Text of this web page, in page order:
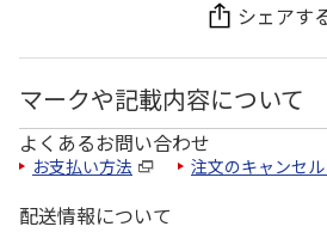
シェアす
マークや記載内容について
よくあるお問い合わせ
お支払い方法 注文のキャンセ
配送情報について